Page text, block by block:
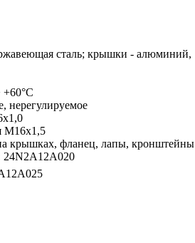
сталь; крышки - алюминий,
+60°C
нерегулируемое
M16x1,5
крышках, фланец, лапы, кронштейны
24N2A12A020